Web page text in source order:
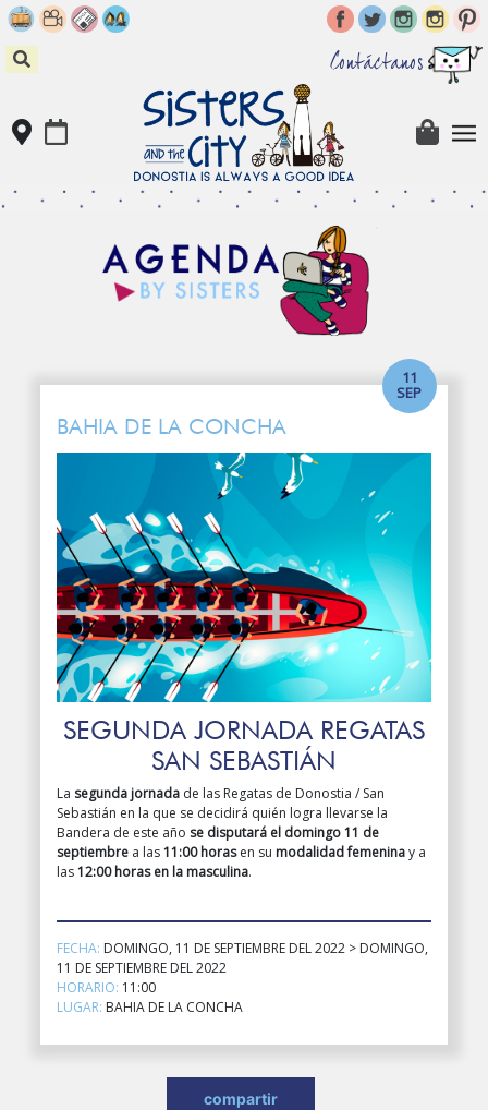
Skip
to
content
Contáctanos
11
SEP
BAHIA DE LA CONCHA
SEGUNDA JORNADA REGATAS
SAN SEBASTIÁN
La segunda jornada de las Regatas de Donostia / San
Sebastián en la que se decidirá quién logra llevarse la
Bandera de este año se disputará el domingo 11 de
septiembre a las11:00 horasen su modalidad femeninay a
las12:00 horas en la masculina.
FECHA: DOMINGO, 11 DE SEPTIEMBRE DEL 2022 > DOMINGO,
11 DE SEPTIEMBRE DEL 2022
HORARIO: 11:00
LUGAR: BAHIA DE LA CONCHA
compartir